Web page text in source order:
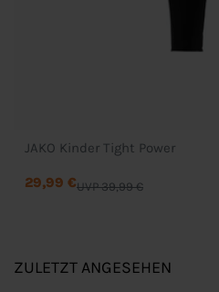
JAKO Kinder Tight Power
UVP 39,99 €
29,99 €
ZULETZT ANGESEHEN